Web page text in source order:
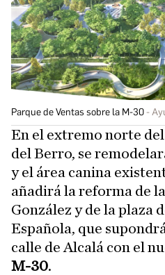
Parque de Ventas sobre la M-30
En el extremo norte
del Berro, se
y el área canina
añadirá la reforma de
González y de la plaza
Española, que
calle de Alcalá con el
M-30.